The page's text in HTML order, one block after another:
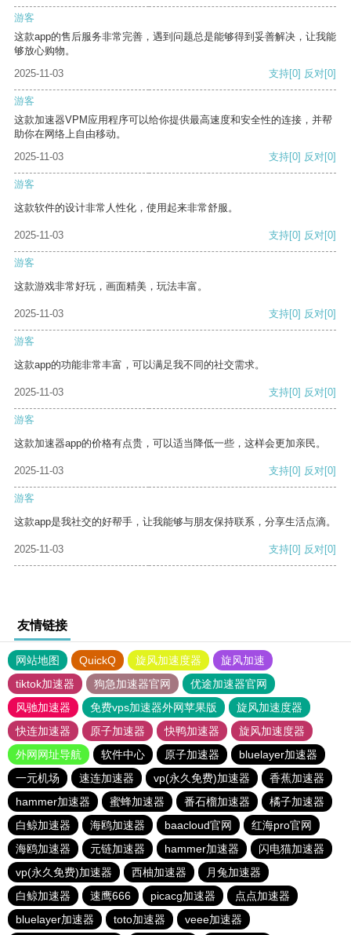
游客
这款app的售后服务非常完善，遇到问题总是能够得到妥善解决，让我能
够放心购物。
2025-11-03
支持[0] 反对[0]
游客
这款加速器VPM应用程序可以给你提供最高速度和安全性的连接，并帮
助你在网络上自由移动。
2025-11-03
支持[0] 反对[0]
游客
这款软件的设计非常人性化，使用起来非常舒服。
2025-11-03 支持[0] 反对[0]
游客
这款游戏非常好玩，画面精美，玩法丰富。
2025-11-03 支持[0] 反对[0]
游客
这款app的功能非常丰富，可以满足我不同的社交需求。
2025-11-03 支持[0] 反对[0]
游客
这款加速器app的价格有点贵，可以适当降低一些，这样会更加亲民。
2025-11-03 支持[0] 反对[0]
游客
这款app是我社交的好帮手，让我能够与朋友保持联系，分享生活点滴。
2025-11-03 支持[0] 反对[0]
友情链接
网站地图 QuickQ 旋风加速度器
旋风加速
tiktok加速器
狗急加速器官网
优途加速器官网
风驰加速器
免费vps加速器外网苹果版
旋风加速度器
快连加速器
原子加速器 快鸭加速器
旋风加速度器
外网网址导航
软件中心 原子加速器
bluelayer加速器
一元机场
速连加速器 vp(永久免费)加速器
香蕉加速器
hammer加速器
蜜蜂加速器 番石榴加速器
橘子加速器
白鲸加速器
海鸥加速器 baacloud官网
红海pro官网
海鸥加速器
元链加速器 hammer加速器
闪电猫加速器
vp(永久免费)加速器
西柚加速器
月兔加速器
白鲸加速器
速鹰666 picacg加速器
点点加速器
bluelayer加速器
toto加速器 veee加速器